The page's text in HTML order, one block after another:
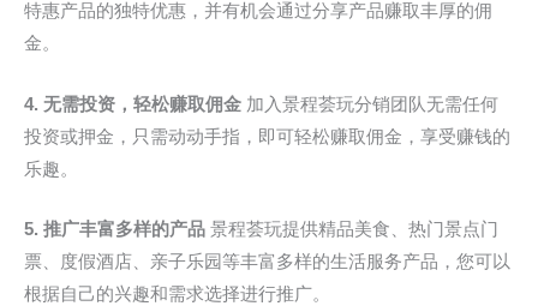
特惠产品的独特优惠，并有机会通过分享产品赚取丰厚的佣
金。
4. 无需投资，轻松赚取佣金 加入景程荟玩分销团队无需任何
投资或押金，只需动动手指，即可轻松赚取佣金，享受赚钱的
乐趣。
5. 推广丰富多样的产品 景程荟玩提供精品美食、热门景点门
票、度假酒店、亲子乐园等丰富多样的生活服务产品，您可以
根据自己的兴趣和需求选择进行推广。